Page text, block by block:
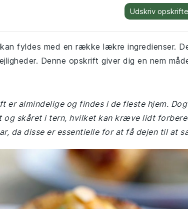
Udskriv
fyldes med en række lækre ingredienser.
Denne opskrift giver dig en nem
er almindelige og findes i de fleste hjem.
skåret i tern, hvilket kan kræve lidt
da disse er essentielle for at få dejen til at